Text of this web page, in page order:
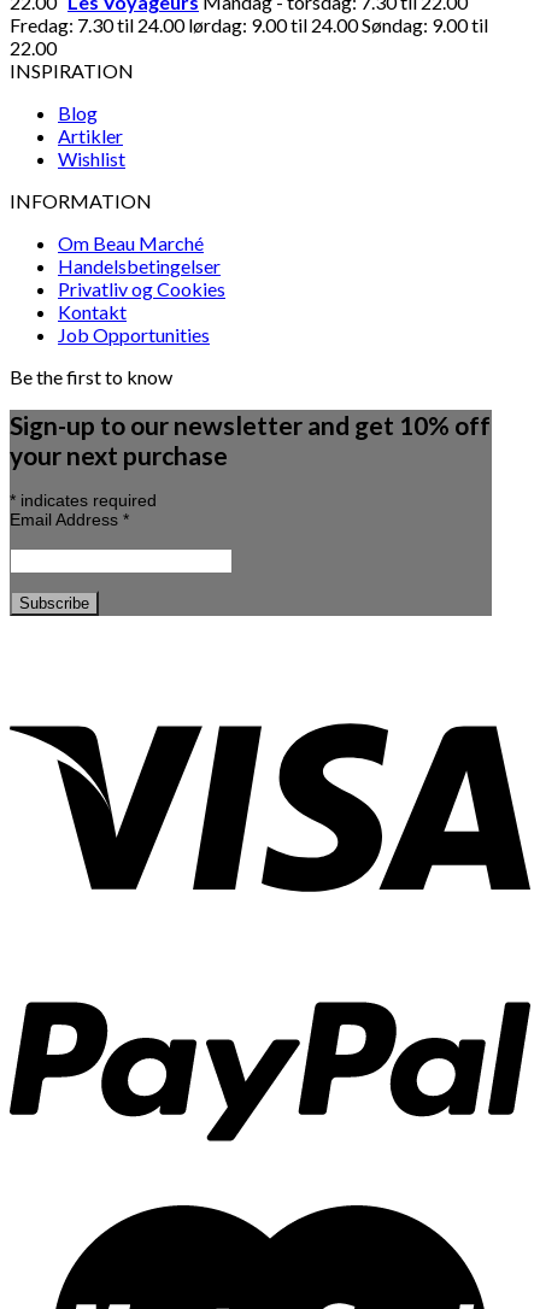
Fredag: 7.30 til 24.00 lørdag: 9.00 til 24.00 Søndag: 9.00 til
22.00
INSPIRATION
Blog
Artikler
Wishlist
INFORMATION
Om Beau Marché
Handelsbetingelser
Privatliv og Cookies
Kontakt
Job Opportunities
Be the first to know
Sign-up to our newsletter and get 10% off
your next purchase
* indicates required
Email Address *